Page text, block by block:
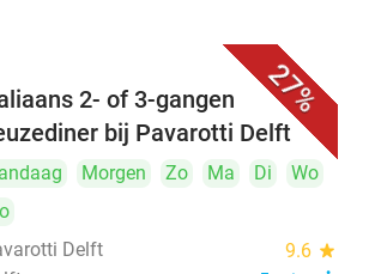
27%
2- of 3-gangen
bij Pavarotti Delft
Morgen Zo Ma Di
Wo
Delft
9.6 star